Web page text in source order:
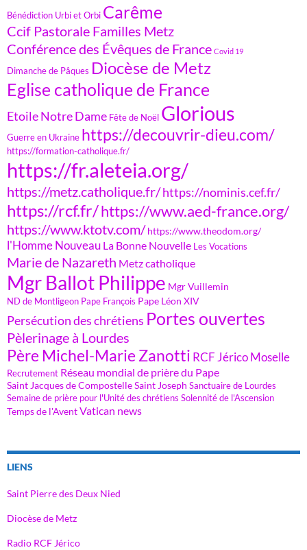
Bénédiction Urbi et Orbi Carême
Ccif Pastorale Familles Metz
Conférence des Évêques de France Covid 19
Dimanche de Pâques Diocèse de Metz
Eglise catholique de France
Etoile Notre Dame Fête de Noël Glorious
Guerre en Ukraine https://decouvrir-dieu.com/
https://formation-catholique.fr/
https://fr.aleteia.org/
https://metz.catholique.fr/https://nominis.cef.fr/
https://rcf.fr/https://www.aed-france.org/
https://www.ktotv.com/ https://www.theodom.org/
l'Homme Nouveau La Bonne Nouvelle Les Vocations
Marie de Nazareth Metz catholique
Mgr Ballot Philippe Mgr Vuillemin
ND de Montligeon Pape François Pape Léon XIV
Persécution des chrétiens Portes ouvertes
Pèlerinage à Lourdes
Père Michel-Marie Zanotti RCF Jérico Moselle
Recrutement Réseau mondial de prière du Pape
Saint Jacques de CompostelleSaint Joseph Sanctuaire de Lourdes
Semaine de prière pour l'Unité des chrétiens Solennité de l'Ascension
Temps de l'AventVatican news
LIENS
Saint Pierre des Deux Nied
Diocèse de Metz
Radio RCF Jérico